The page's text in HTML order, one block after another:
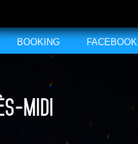
BOOKING FACEBOOK
midi